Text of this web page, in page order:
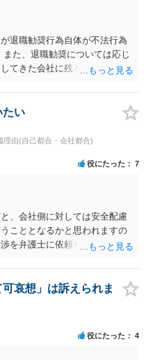
ですが？ 回答 有効ではない
主退職」してほしいと考えて
社があなたにお金を払う」の
額な解決金での退職となるで
かけるのは弱みを見せること
分は絶対に辞めない！」とい
職勧奨による自主退職）を持
交渉ごとに共通するセオリー
立場が弱くなり、相手から持
のです。 補足 私のお勧め
ンとか合同労組と呼ばれる労
す。本当は復職時に加入して
りません。労働組合に入って
銭解決を目指すというのが良
退職勧奨行為自体が不法行為
た、退職勧奨については応じ
てきた会社に残るということ
お金を払ってもらって会社を
われますので、そうした対応
場合、ご自身で会社と対応し
護士への依頼を前提とするこ
たい
理由(自己都合・会社都合)
役にたった 7
、会社側に対しては安全配慮
こととなるかと思われますの
を弁護士に依頼をされた方が
的な負担も軽くなるでしょ
哀想」は訴えられま
役にたった 4